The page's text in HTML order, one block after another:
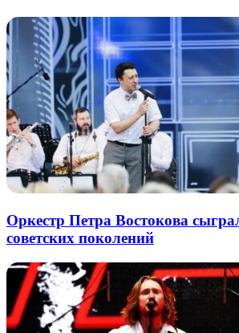
Оркестр Петра Востокова
советских поколений